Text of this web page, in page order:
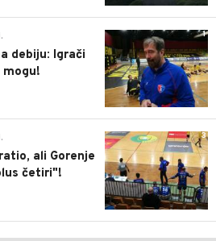
1
debiju: Igrači
3
ali Gorenje
četiri"!